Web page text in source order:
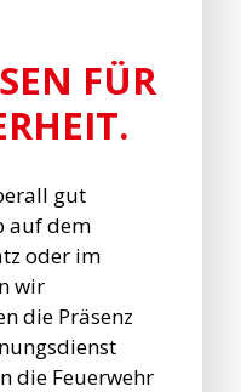
FÜR
gut
auf dem
oder im
wir
die Präsenz
die Feuerwehr